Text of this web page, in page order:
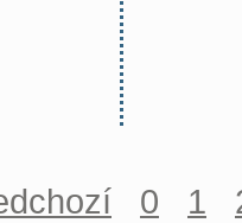
0 1